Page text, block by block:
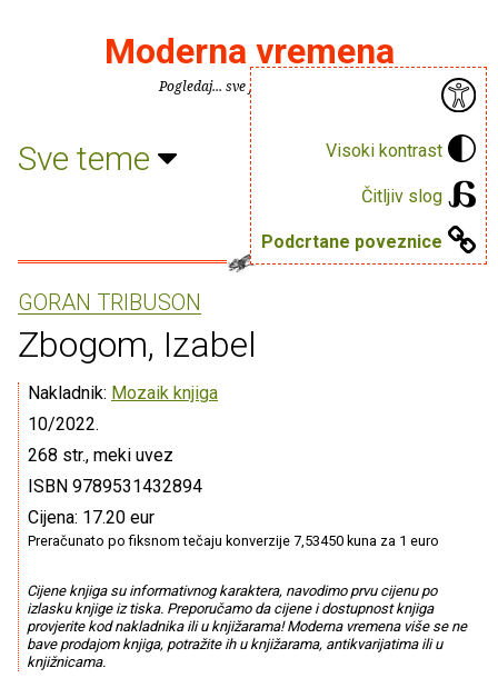
Visoki kontrast
Čitljiv slog
Podcrtane poveznice
Moderna vremena
Pogledaj... sve je puno knjiga.
Sve teme
GORAN TRIBUSON
Zbogom, Izabel
Nakladnik: Mozaik knjiga
10/2022.
268 str., meki uvez
ISBN 9789531432894
Cijena: 17.20 eur
Preračunato po fiksnom tečaju konverzije 7,53450 kuna za 1 euro
Cijene knjiga su informativnog karaktera, navodimo prvu cijenu po
izlasku knjige iz tiska. Preporučamo da cijene i dostupnost knjiga
provjerite kod nakladnika ili u knjižarama! Moderna vremena više se ne
bave prodajom knjiga, potražite ih u knjižarama, antikvarijatima ili u
knjižnicama.